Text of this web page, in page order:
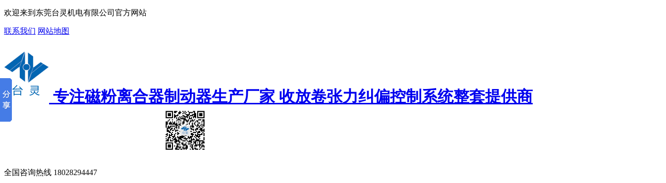
欢迎来到东莞台灵机电有限公司官方网站
联系我们 网站地图
专注磁粉离合器制动器生产厂家 收放卷张力纠偏控制系统整套提供商
全国咨询热线 18028294447